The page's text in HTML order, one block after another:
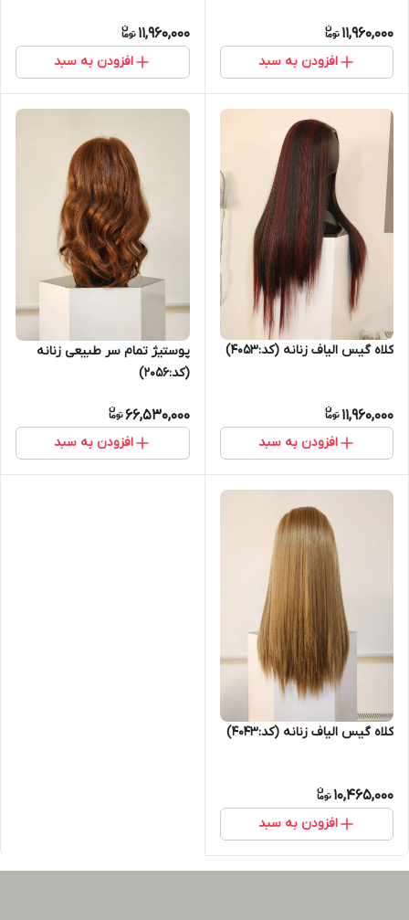
11,960,000
افزودن به سبد
11,960,000
افزودن به سبد
کلاه گیس الیاف زنانه (کد:4053)
11,960,000
افزودن به سبد
پوستیژ تمام سر طبیعی زنانه
(کد:2056)
66,530,000
افزودن به سبد
کلاه گیس الیاف زنانه (کد:4043)
10,465,000
افزودن به سبد